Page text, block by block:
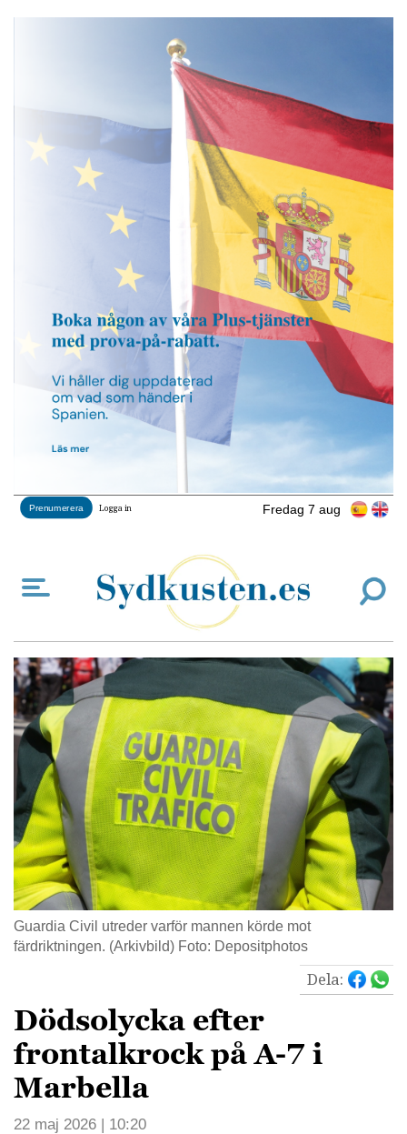
Fredag 7 aug
Prenumerera Logga in
Guardia Civil utreder varför mannen körde mot
färdriktningen. (Arkivbild) Foto: Depositphotos
Dela:
Dödsolycka efter
frontalkrock på A-7 i
Marbella
22 maj 2026 | 10:20